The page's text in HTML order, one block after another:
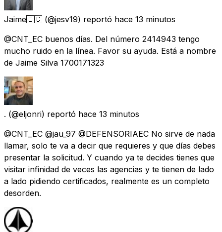
Jaime🇪🇨 (@jesv19) reportó hace 13 minutos
@CNT_EC buenos días. Del número 2414943 tengo
mucho ruido en la línea. Favor su ayuda. Está a nombre
de Jaime Silva 1700171323
. (@eljonri) reportó hace 13 minutos
@CNT_EC @jau_97 @DEFENSORIAEC No sirve de nada
llamar, solo te va a decir que requieres y que días debes
presentar la solicitud. Y cuando ya te decides tienes que
visitar infinidad de veces las agencias y te tienen de lado
a lado pidiendo certificados, realmente es un completo
desorden.